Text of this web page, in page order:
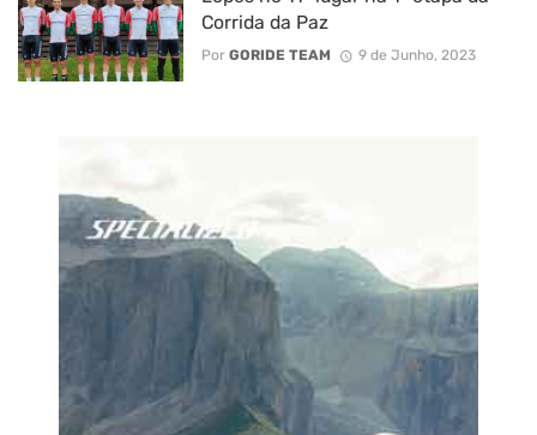
Corrida da Paz
Por GORIDE TEAM 9 de Junho, 2023